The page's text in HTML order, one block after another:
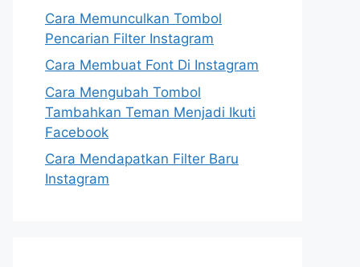
Cara Memunculkan Tombol
Pencarian Filter Instagram
Cara Membuat Font Di Instagram
Cara Mengubah Tombol
Tambahkan Teman Menjadi Ikuti
Facebook
Cara Mendapatkan Filter Baru
Instagram